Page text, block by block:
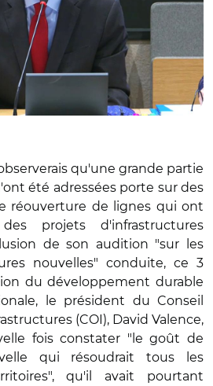
qu'une grande partie
été adressées porte sur des
réouverture de lignes qui ont
projets d'infrastructures
de son audition "sur les
nouvelles" conduite, ce 3
du développement durable
le président du Conseil
(COI), David Valence,
fois constater "le goût de
qui résoudrait tous les
qu'il avait pourtant